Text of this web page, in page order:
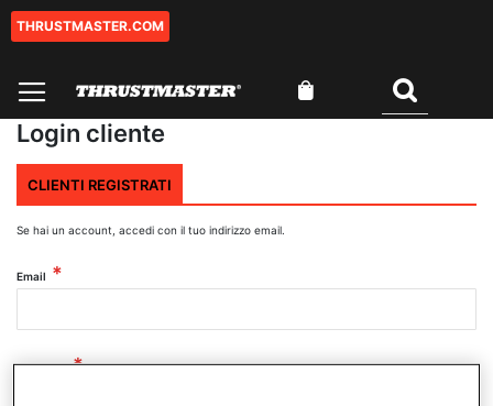
Salta
THRUSTMASTER.COM
Login cliente
CLIENTI REGISTRATI
Se hai un account, accedi con il tuo indirizzo email.
Email
Password